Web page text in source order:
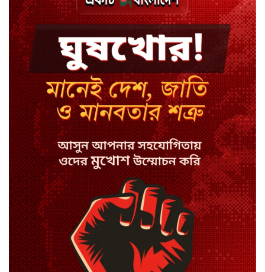
ঢাকায় হালকা বৃষ্টির সম্ভাবনা, বাড়তে
পারে তাপমাত্রা
৮ অগাস্ট, ২০২৬ ১২:১১ অপরাহ্ন
মন্ত্রী-এমপিদের উপস্থিতিতে ইউএনওর
আইফোন চুরি
৮ অগাস্ট, ২০২৬ ১২:০৭ অপরাহ্ন
সিরাজগঞ্জে বাস ট্রাক দুর্ঘটনা, চালকসহ
নিহত ২
৮ অগাস্ট, ২০২৬ ১২:০১ অপরাহ্ন
স্পিকারের নামে জাল ডিও, প্রতারণার
অভিযোগে এসিল্যান্ডের বিরুদ্ধে মামলা
৭ অগাস্ট, ২০২৬ ৩:২৩ অপরাহ্ন
সাদা না বাদামি চিনি, কোনটি ভালো?
৭ অগাস্ট, ২০২৬ ৩:১৪ অপরাহ্ন